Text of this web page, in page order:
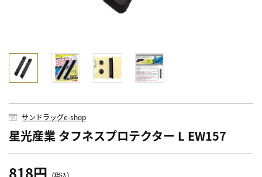
サンドラッグe-shop
星光産業 タフネスプロテクター L EW157
818円